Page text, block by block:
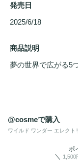
発売日
2025/6/18
商品説明
夢の世界で広がる5
一瞬で駆けめぐる電
自由奔放でジュー
@cosmeで購入
ワイルド ワンダー エレクト
ポ
1,500